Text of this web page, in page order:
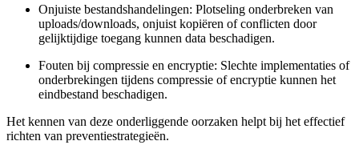
Onjuiste bestandshandelingen: Plotseling onderbreken van
uploads/downloads, onjuist kopiëren of conflicten door
gelijktijdige toegang kunnen data beschadigen.
Fouten bij compressie en encryptie: Slechte implementaties of
onderbrekingen tijdens compressie of encryptie kunnen het
eindbestand beschadigen.
Het kennen van deze onderliggende oorzaken helpt bij het effectief
richten van preventiestrategieën.